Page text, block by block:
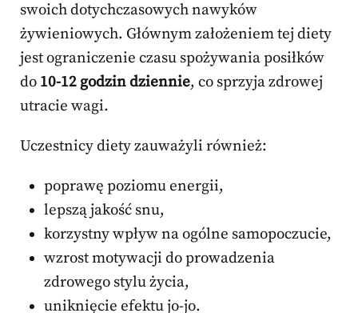
swoich dotychczasowych nawyków
żywieniowych. Głównym założeniem tej diety
jest ograniczenie czasu spożywania posiłków
do 10-12 godzin dziennie, co sprzyja zdrowej
utracie wagi.
Uczestnicy diety zauważyli również:
poprawę poziomu energii,
lepszą jakość snu,
korzystny wpływ na ogólne samopoczucie,
wzrost motywacji do prowadzenia
zdrowego stylu życia,
uniknięcie efektu jo-jo.